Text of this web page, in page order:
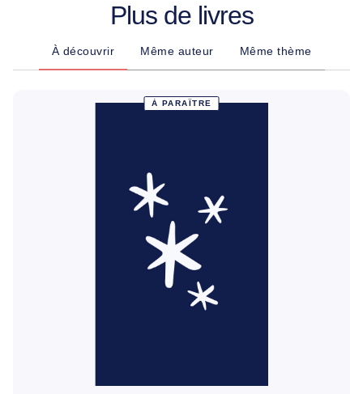
Plus de livres
À découvrir Même auteur Même thème
À PARAÎTRE